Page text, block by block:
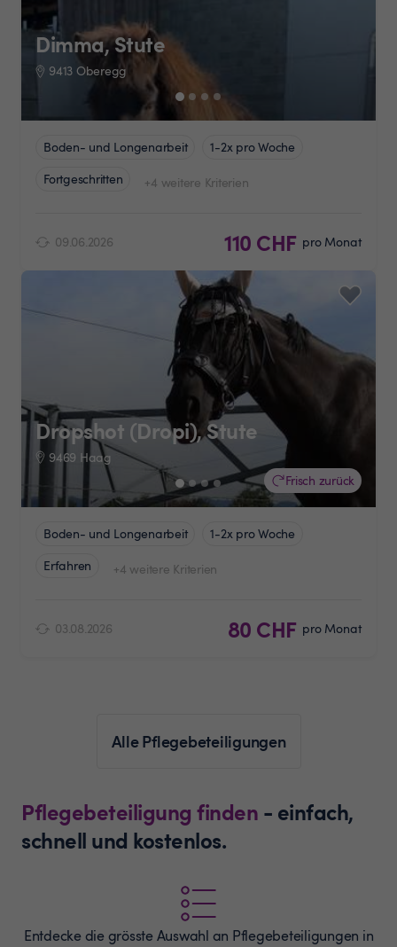
Dimma, Stute
9413 Oberegg
Boden- und Longenarbeit
1-2x pro Woche
Fortgeschritten
+4 weitere Kriterien
09.06.2026 110 CHF pro Monat
Frisch zurück
Dropshot (Dropi), Stute
9469 Haag
Boden- und Longenarbeit
1-2x pro Woche
Erfahren
+4 weitere Kriterien
03.08.2026 80 CHF pro Monat
Alle Pflegebeteiligungen
Pflegebeteiligung finden - einfach,
schnell und kostenlos.
Entdecke die grösste Auswahl an Pflegebeteiligungen in